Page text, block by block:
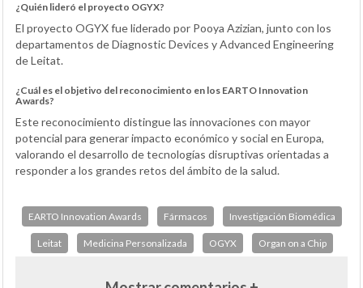
¿Quién lideró el proyecto OGYX?
El proyecto OGYX fue liderado por Pooya Azizian, junto con los
departamentos de Diagnostic Devices y Advanced Engineering
de Leitat.
¿Cuál es el objetivo del reconocimiento en los EARTO Innovation
Awards?
Este reconocimiento distingue las innovaciones con mayor
potencial para generar impacto económico y social en Europa,
valorando el desarrollo de tecnologías disruptivas orientadas a
responder a los grandes retos del ámbito de la salud.
EARTO Innovation Awards Fármacos Investigación Biomédica
Leitat Medicina Personalizada OGYX Organ on a Chip